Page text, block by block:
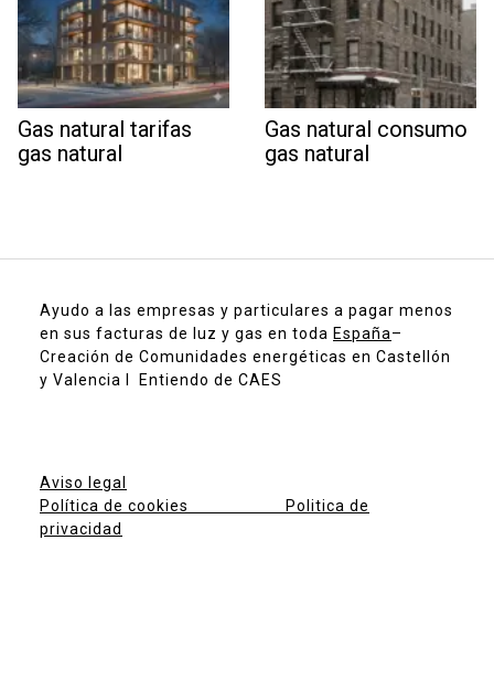
Gas natural tarifas
gas natural
Gas natural consumo
gas natural
Ayudo a las empresas y particulares a pagar menos
en sus facturas de luz y gas en toda España–
Creación de Comunidades energéticas en Castellón
y Valencia I Entiendo de CAES
Aviso legal
Política de cookies
Politica de
privacidad